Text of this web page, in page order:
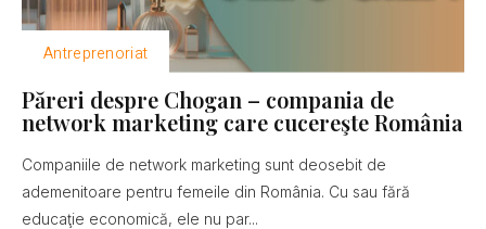
Antreprenoriat
Păreri despre Chogan – compania de
network marketing care cucereşte România
Companiile de network marketing sunt deosebit de
ademenitoare pentru femeile din România. Cu sau fără
educaţie economică, ele nu par...